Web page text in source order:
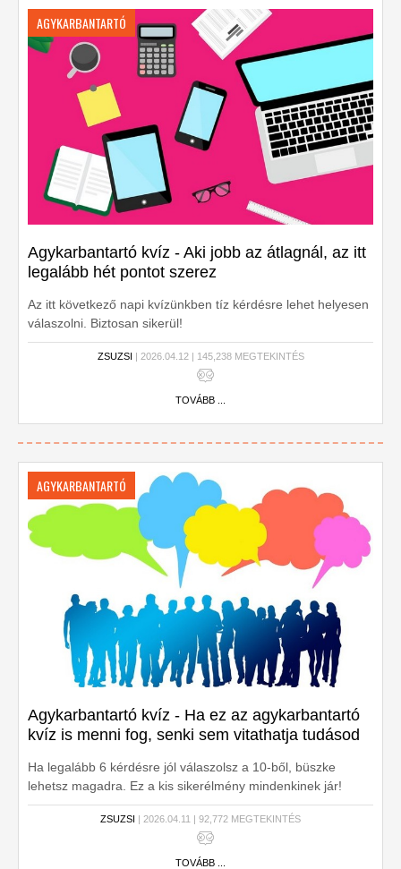
AGYKARBANTARTÓ
Agykarbantartó kvíz - Aki jobb az átlagnál, az itt
legalább hét pontot szerez
Az itt következő napi kvízünkben tíz kérdésre lehet helyesen
válaszolni. Biztosan sikerül!
ZSUZSI | 2026.04.12 | 145,238 MEGTEKINTÉS
TOVÁBB ...
AGYKARBANTARTÓ
Agykarbantartó kvíz - Ha ez az agykarbantartó
kvíz is menni fog, senki sem vitathatja tudásod
Ha legalább 6 kérdésre jól válaszolsz a 10-ből, büszke
lehetsz magadra. Ez a kis sikerélmény mindenkinek jár!
ZSUZSI | 2026.04.11 | 92,772 MEGTEKINTÉS
TOVÁBB ...